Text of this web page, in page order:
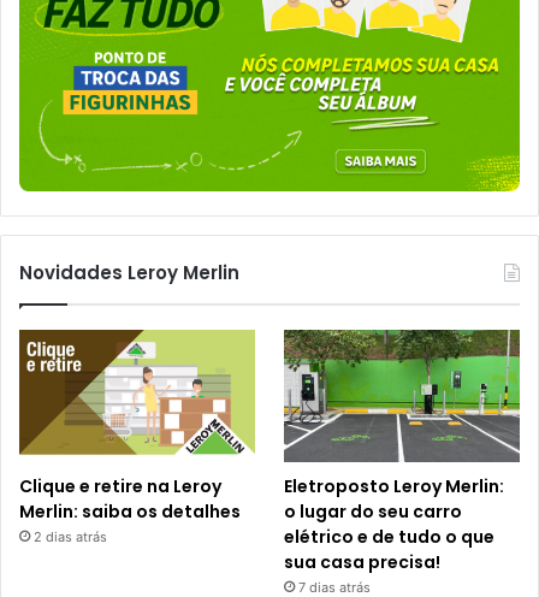
Novidades Leroy Merlin
Clique e retire na Leroy
Merlin: saiba os detalhes
2 dias atrás
Eletroposto Leroy Merlin:
o lugar do seu carro
elétrico e de tudo o que
sua casa precisa!
7 dias atrás